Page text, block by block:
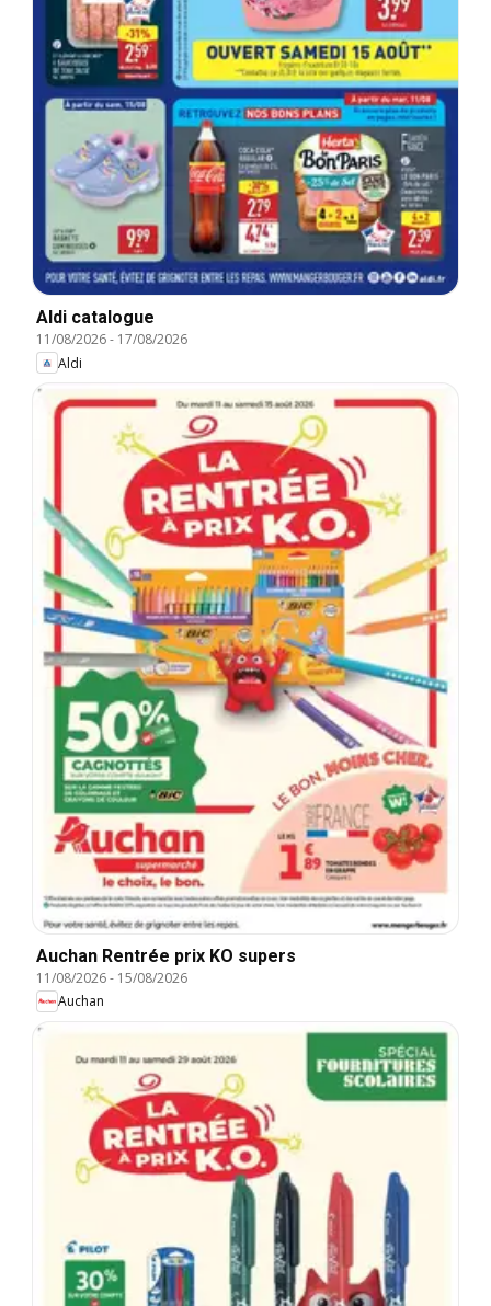
Aldi catalogue
11/08/2026- 17/08/2026
Aldi
Auchan Rentrée prix KO supers
11/08/2026- 15/08/2026
Auchan